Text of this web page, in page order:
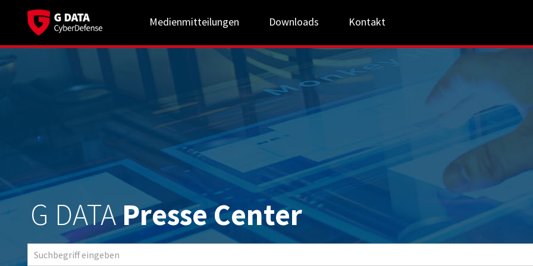
Medienmitteilungen Downloads Kontakt
G DATAPresse Center